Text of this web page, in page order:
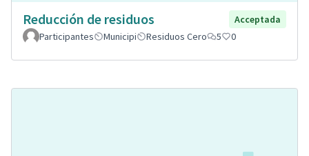
Reducción de residuos
Acceptada
Participantes
Municipi Residuos Cero 5 0